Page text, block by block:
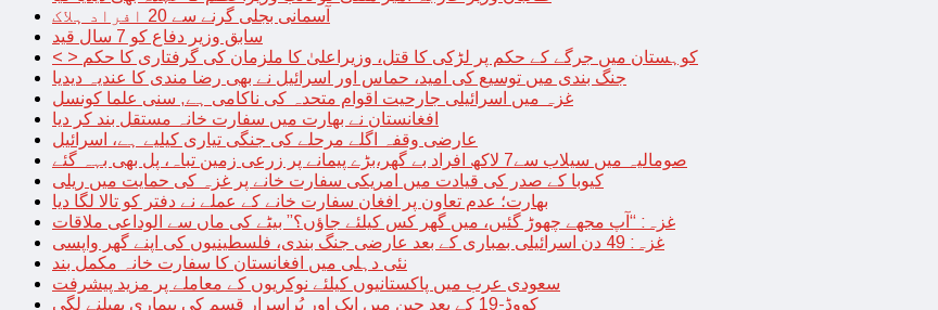
آسمانی بجلی گرنے سے 20 افراد ہلاک
سابق وزیر دفاع کو 7 سال قید
< > کوہستان میں جرگے کے حکم پر لڑکی کا قتل، وزیراعلیٰ کا ملزمان کی گرفتاری کا حکم
جنگ بندی میں توسیع کی امید، حماس اور اسرائیل نے بھی رضا مندی کا عندیہ دیدیا
غزہ میں اسرائیلی جارحیت اقوام متحدہ کی ناکامی ہے, سنی علما کونسل
افغانستان نے بھارت میں سفارت خانہ مستقل بند کر دیا
عارضی وقفہ اگلے مرحلے کی جنگی تیاری کیلیے ہے، اسرائیل
صومالیہ میں سیلاب سے7 لاکھ افراد بے گھر،بڑے پیمانے پر زرعی زمین تباہ، پل بھی بہہ گئے
کیوبا کے صدر کی قیادت میں امریکی سفارت خانے پر غزہ کی حمایت میں ریلی
بھارت؛ عدم تعاون پر افغان سفارت خانے کے عملے نے دفتر کو تالا لگا دیا
غزہ: “آپ مجھے چھوڑ گئیں، میں گھر کس کیلئے جاؤں؟” بیٹے کی ماں سے الوداعی ملاقات
غزہ: 49 دن اسرائیلی بمباری کے بعد عارضی جنگ بندی، فلسطینیوں کی اپنے گھر واپسی
نئی دہلی میں افغانستان کا سفارت خانہ مکمل بند
سعودی عرب میں پاکستانیوں کیلئے نوکریوں کے معاملے پر مزید پیشرفت
کووڈ-19 کے بعد چین میں ایک اور پُراسرار قسم کی بیماری پھیلنے لگی